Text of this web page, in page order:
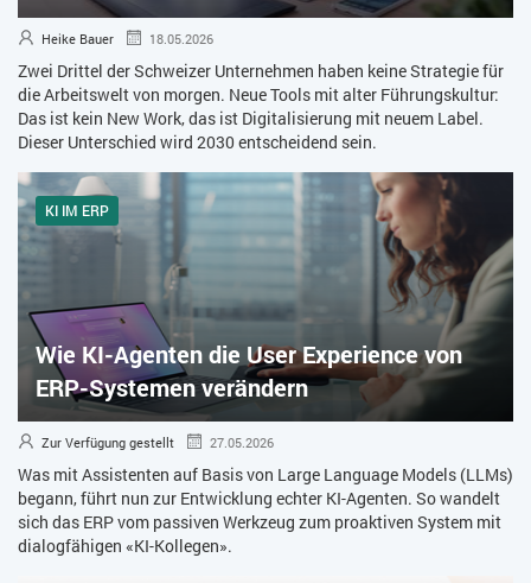
Heike Bauer 18.05.2026
Zwei Drittel der Schweizer Unternehmen haben keine Strategie für
die Arbeitswelt von morgen. Neue Tools mit alter Führungskultur:
Das ist kein New Work, das ist Digitalisierung mit neuem Label.
Dieser Unterschied wird 2030 entscheidend sein.
KI IM ERP
Wie KI-Agenten die User Experience von
ERP-Systemen verändern
Zur Verfügung gestellt 27.05.2026
Was mit Assistenten auf Basis von Large Language Models (LLMs)
begann, führt nun zur Entwicklung echter KI-Agenten. So wandelt
sich das ERP vom passiven Werkzeug zum proaktiven System mit
dialogfähigen «KI-Kollegen».